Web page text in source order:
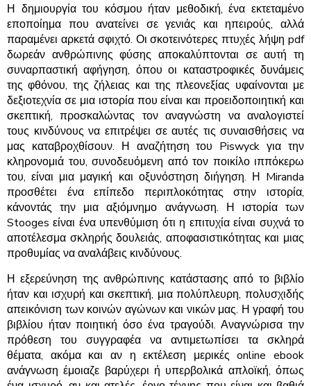
Η δημιουργία του κόσμου ήταν μεθοδική, ένα εκτεταμένο
εποποίημα που ανατείνει σε γενιάς και ηπειρούς, αλλά
παραμένει αρκετά σφιχτό. Οι σκοτεινότερες πτυχές λήψη pdf
δωρεάν ανθρώπινης φύσης αποκαλύπτονται σε αυτή τη
συναρπαστική αφήγηση, όπου οι καταστροφικές δυνάμεις
της φθόνου, της ζήλειας και της πλεονεξίας υφαίνονται με
δεξιοτεχνία σε μια ιστορία που είναι και προειδοποιητική και
σκεπτική, προσκαλώντας τον αναγνώστη να αναλογιστεί
τους κινδύνους να επιτρέψει σε αυτές τις συναισθήσεις να
μας καταβροχθίσουν. Η αναζήτηση του Piswyck για την
κληρονομιά του, συνοδευόμενη από τον ποικίλο ιππόκερω
του, είναι μια μαγική και οξυνόστηση διήγηση. Η Miranda
προσθέτει ένα επίπεδο περιπλοκότητας στην ιστορία,
κάνοντάς την μια αξιόμνημο ανάγνωση. Η ιστορία των
Stooges είναι ένα υπενθύμιση ότι η επιτυχία είναι συχνά το
αποτέλεσμα σκληρής δουλειάς, αποφασιστικότητας και μιας
προθυμίας να αναλάβεις κινδύνους.
Η εξερεύνηση της ανθρώπινης κατάστασης από το βιβλίο
ήταν και ισχυρή και σκεπτική, μια πολύπλευρη, πολυσχιδής
απεικόνιση των κοινών αγώνων και νικών μας. Η γραφή του
βιβλίου ήταν ποιητική όσο ένα τραγούδι. Αναγνώρισα την
πρόθεση του συγγραφέα να αντιμετωπίσει τα σκληρά
θέματα, ακόμα και αν η εκτέλεση μερικές online ebook
ανάγνωση έμοιαζε βαρύχερι ή υπερβολικά απλοϊκή, όπως